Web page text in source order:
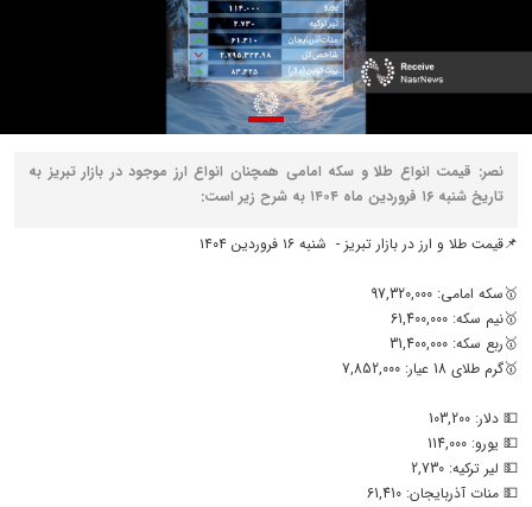
نصر: قیمت انواع طلا و سکه امامی همچنان انواع ارز موجود در بازار تبریز به
تاریخ شنبه ۱۶ فروردین ماه ۱۴۰۴ به شرح زیر است:
📌قیمت طلا و ارز در بازار تبریز - شنبه ۱۶ فروردین ۱۴۰۴
🥇سکه امامی: 97,320,000
🥇نیم سکه: 61,400,000
🥇ربع سکه: 31,400,000
🥇گرم طلای 18 عیار: 7,852,000
💵 دلار: 103,200
💵 یورو: 114,000
💵 لیر ترکیه: 2,730
💵 منات آذربایجان: 61,410